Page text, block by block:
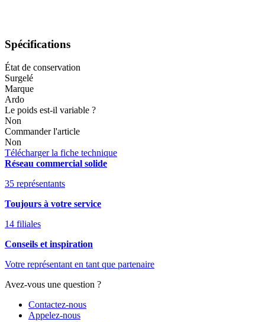
Spécifications
État de conservation
Surgelé
Marque
Ardo
Le poids est-il variable ?
Non
Commander l'article
Non
Télécharger la fiche technique
Réseau commercial solide
35 représentants
Toujours à votre service
14 filiales
Conseils et inspiration
Votre représentant en tant que partenaire
Avez-vous une question ?
Contactez-nous
Appelez-nous